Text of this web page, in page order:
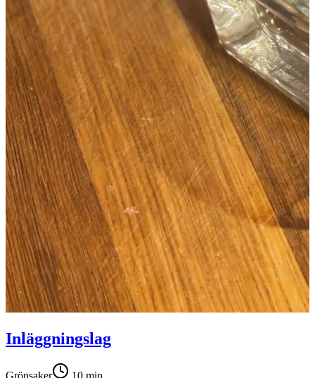
Inläggningslag
Grönsaker 10 min